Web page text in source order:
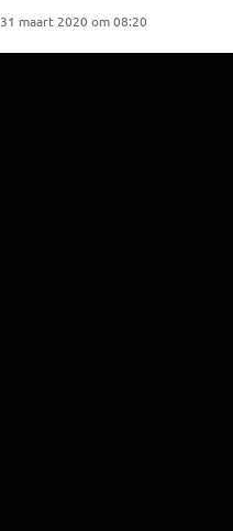
31 maart 2020 om 08:20